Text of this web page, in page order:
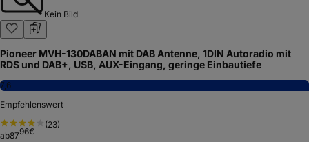
Kein Bild
Pioneer MVH-130DABAN mit DAB Antenne, 1DIN Autoradio mit
RDS und DAB+, USB, AUX-Eingang, geringe Einbautiefe
7,6
Empfehlenswert
(23)
ab8796€